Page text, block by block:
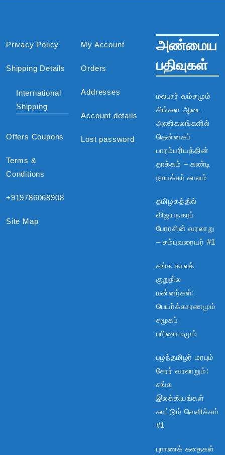
Privacy Policy
Shipping Details
International
Shipping
Offers Coupons
Terms &
Conditions
+919786068908
Site Map
My Account
Orders
Addresses
Account details
Lost password
அண்மைய
பதிவுகள்
மலபார் வம்சமும்
சிங்கள ஆடை
அணிகலங்களில்
தென்னகப்
பாரம்பரியத்தின்
தாக்கம் – கண்டி
நாயக்கர் காலம்
தமிழகத்தில்
விஜயநகரப்
பேரரசின் வரலாறு
– சம்புவரையர் #1
சங்க காலக்
குறுநில
மன்னர்கள்:
பெயர்க்காரணமும்
சமூகப்
பரிணாமமும்
பழந்தமிழர் மரபும்
சேரர் வரலாறும்:
சங்க
இலக்கியங்கள்
காட்டும் வெளிச்சம்
#1
புராணக் கதைகள்